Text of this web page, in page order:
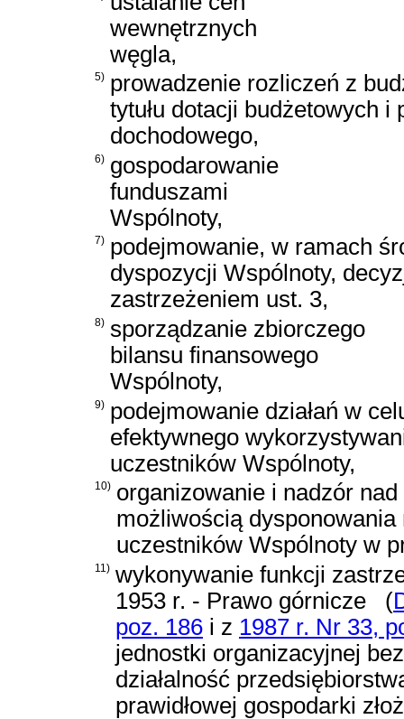
wewnętrznych
węgla,
5) prowadzenie rozliczeń z
tytułu dotacji budżetowych i
dochodowego,
6) gospodarowanie
funduszami
Wspólnoty,
7) podejmowanie, w ramach
dyspozycji Wspólnoty,
zastrzeżeniem ust. 3,
8) sporządzanie zbiorczego
bilansu finansowego
Wspólnoty,
9) podejmowanie działań w
efektywnego
uczestników Wspólnoty,
10) organizowanie i nadzór
możliwością
uczestników Wspólnoty w
11) wykonywanie funkcji
1953 r. - Prawo górnicze
(
poz. 186 i z 1987 r. Nr 33,
jednostki organizacyjnej
działalność
prawidłowej gospodarki